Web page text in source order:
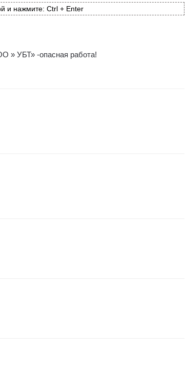
и нажмите: Ctrl + Enter
» УБТ» -опасная работа!